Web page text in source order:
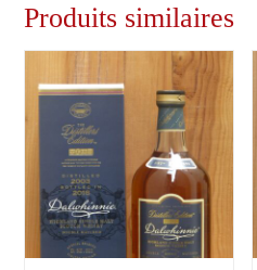
Produits similaires